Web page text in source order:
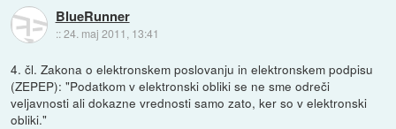
BlueRunner
::24. maj 2011, 13:41
4. čl. Zakona o elektronskem poslovanju in elektronskem podpisu
(ZEPEP): "Podatkom v elektronski obliki se ne sme odreči
veljavnosti ali dokazne vrednosti samo zato, ker so v elektronski
obliki."